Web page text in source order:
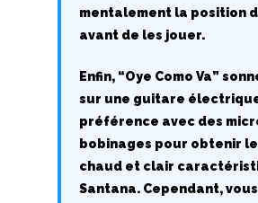
mentalement la position
avant de les jouer.
Enfin, “Oye Como Va”
sur une guitare
préférence avec des
bobinages pour obtenir
chaud et clair
Santana. Cependant,
Y